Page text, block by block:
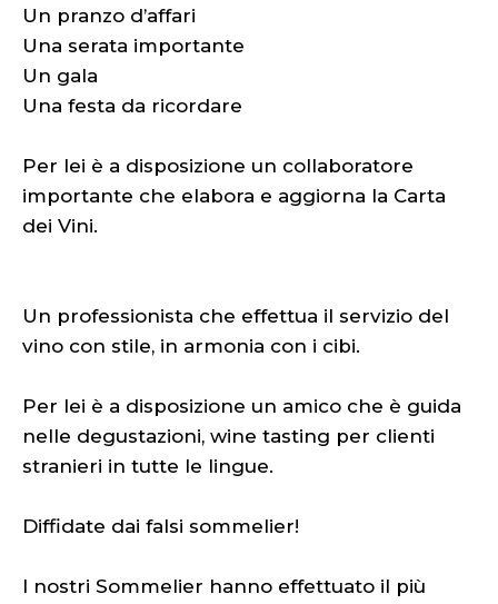
Un pranzo d’affari
Una serata importante
Un gala
Una festa da ricordare
Per lei è a disposizione un collaboratore
importante che elabora e aggiorna la Carta
dei Vini.
Un professionista che effettua il servizio del
vino con stile, in armonia con i cibi.
Per lei è a disposizione un amico che è guida
nelle degustazioni, wine tasting per clienti
stranieri in tutte le lingue.
Diffidate dai falsi sommelier!
I nostri Sommelier hanno effettuato il più